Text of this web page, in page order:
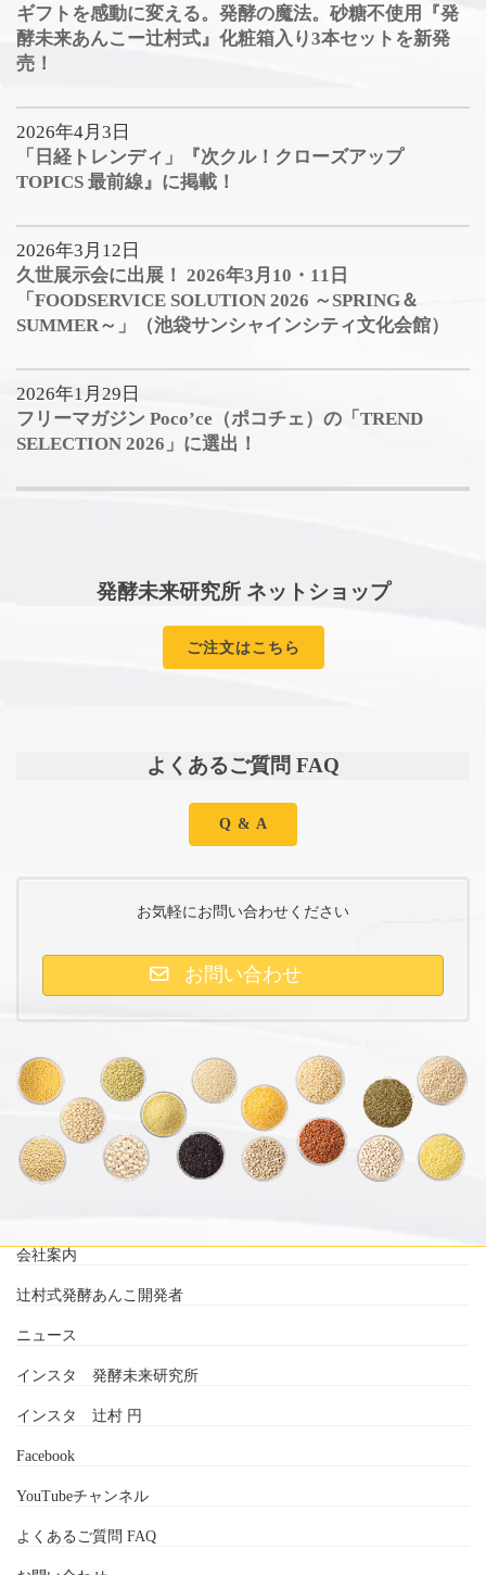
ギフトを感動に変える。発酵の魔法。砂糖不使用『発
酵未来あんこー辻村式』化粧箱入り3本セットを新発
売！
2026年4月3日
「日経トレンディ」『次クル！クローズアップ
TOPICS 最前線』に掲載！
2026年3月12日
久世展示会に出展！ 2026年3月10・11日
「FOODSERVICE SOLUTION 2026 ～SPRING＆
SUMMER～」（池袋サンシャインシティ文化会館）
2026年1月29日
フリーマガジン Poco’ce（ポコチェ）の「TREND
SELECTION 2026」に選出！
発酵未来研究所 ネットショップ
ご注文はこちら
よくあるご質問 FAQ
Q & A
お気軽にお問い合わせください
お問い合わせ
会社案内
辻村式発酵あんこ開発者
ニュース
インスタ 発酵未来研究所
インスタ 辻村 円
Facebook
YouTubeチャンネル
よくあるご質問 FAQ